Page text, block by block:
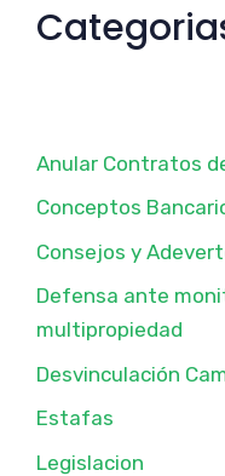
Anular Contratos
Conceptos
Consejos y
Defensa ante
multipropiedad
Desvinculación
Estafas
Legislacion